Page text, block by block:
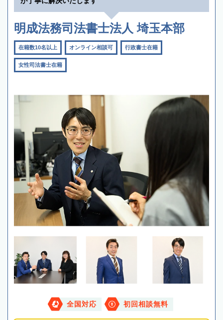
明成法務司法書士法人 埼玉本部
在籍数10名以上 オンライン相談可 行政書士在籍
女性司法書士在籍
全国対応 初回相談無料